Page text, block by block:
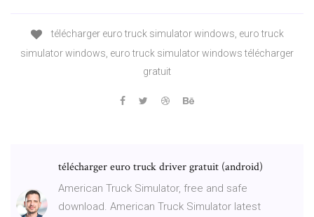
télécharger euro truck simulator windows, euro truck
simulator windows, euro truck simulator windows télécharger
gratuit
télécharger euro truck driver gratuit (android)
American Truck Simulator, free and safe
download. American Truck Simulator latest